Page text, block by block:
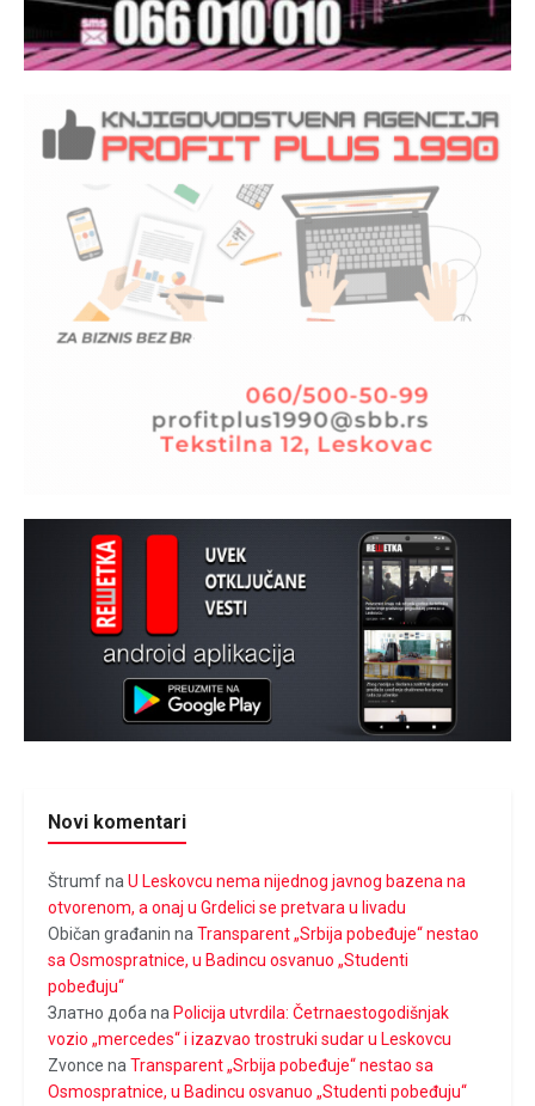
Novi komentari
Štrumfna U Leskovcu nema nijednog javnog bazena na
otvorenom, a onaj u Grdelici se pretvara u livadu
Običan građanin na Transparent „Srbija pobeđuje“ nestao
sa Osmospratnice, u Badincu osvanuo „Studenti
pobeđuju“
Златно доба na Policija utvrdila: Četrnaestogodišnjak
vozio „mercedes“ i izazvao trostruki sudar u Leskovcu
Zvonce na Transparent „Srbija pobeđuje“ nestao sa
Osmospratnice, u Badincu osvanuo „Studenti pobeđuju“